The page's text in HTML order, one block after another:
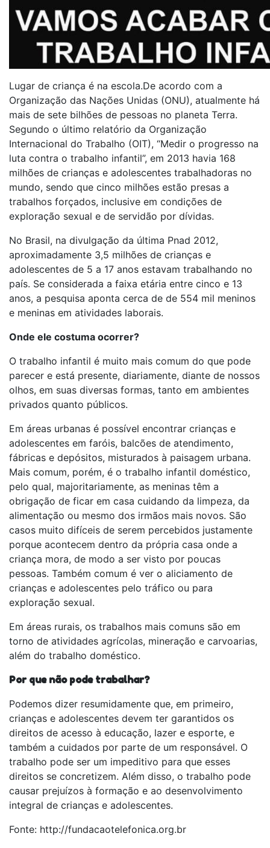
Lugar de criança é na escola.De acordo com a
Organização das Nações Unidas (ONU), atualmente há
mais de sete bilhões de pessoas no planeta Terra.
Segundo o último relatório da Organização
Internacional do Trabalho (OIT), “Medir o progresso na
luta contra o trabalho infantil”, em 2013 havia 168
milhões de crianças e adolescentes trabalhadoras no
mundo, sendo que cinco milhões estão presas a
trabalhos forçados, inclusive em condições de
exploração sexual e de servidão por dívidas.
No Brasil, na divulgação da última Pnad 2012,
aproximadamente 3,5 milhões de crianças e
adolescentes de 5 a 17 anos estavam trabalhando no
país. Se considerada a faixa etária entre cinco e 13
anos, a pesquisa aponta cerca de de 554 mil meninos
e meninas em atividades laborais.
Onde ele costuma ocorrer?
O trabalho infantil é muito mais comum do que pode
parecer e está presente, diariamente, diante de nossos
olhos, em suas diversas formas, tanto em ambientes
privados quanto públicos.
Em áreas urbanas é possível encontrar crianças e
adolescentes em faróis, balcões de atendimento,
fábricas e depósitos, misturados à paisagem urbana.
Mais comum, porém, é o trabalho infantil doméstico,
pelo qual, majoritariamente, as meninas têm a
obrigação de ficar em casa cuidando da limpeza, da
alimentação ou mesmo dos irmãos mais novos. São
casos muito difíceis de serem percebidos justamente
porque acontecem dentro da própria casa onde a
criança mora, de modo a ser visto por poucas
pessoas. Também comum é ver o aliciamento de
crianças e adolescentes pelo tráfico ou para
exploração sexual.
Em áreas rurais, os trabalhos mais comuns são em
torno de atividades agrícolas, mineração e carvoarias,
além do trabalho doméstico.
Por que não pode trabalhar?
Podemos dizer resumidamente que, em primeiro,
crianças e adolescentes devem ter garantidos os
direitos de acesso à educação, lazer e esporte, e
também a cuidados por parte de um responsável. O
trabalho pode ser um impeditivo para que esses
direitos se concretizem. Além disso, o trabalho pode
causar prejuízos à formação e ao desenvolvimento
integral de crianças e adolescentes.
Fonte: http://fundacaotelefonica.org.br